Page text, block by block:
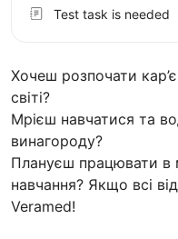
Хочеш розпочати
світі?
Мрієш навчатися та
винагороду?
Плануєш працювати в
навчання? Якщо всі
Veramed!
Test task is needed